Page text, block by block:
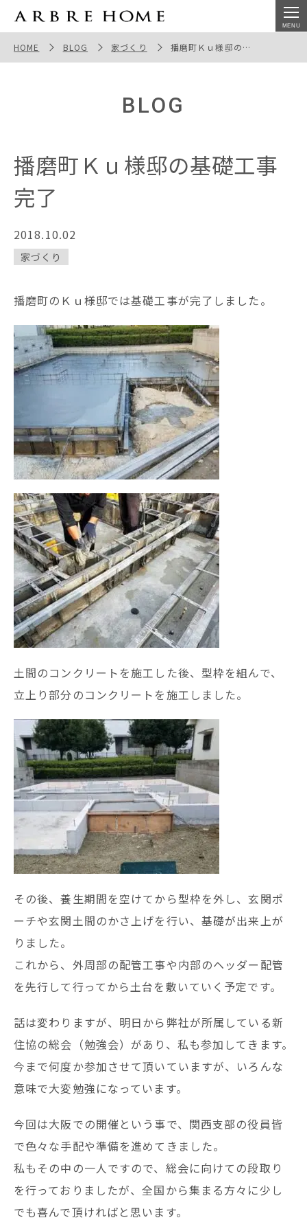
播磨町Ｋｕ様邸の基礎工事完了
HOME BLOG 家づくり 播磨町Ｋｕ様邸の基礎工事完了
BLOG
播磨町Ｋｕ様邸の基礎工事
完了
2018.10.02
家づくり
播磨町のＫｕ様邸では基礎工事が完了しました。
土間のコンクリートを施工した後、型枠を組んで、
立上り部分のコンクリートを施工しました。
その後、養生期間を空けてから型枠を外し、玄関ポ
ーチや玄関土間のかさ上げを行い、基礎が出来上が
りました。
これから、外周部の配管工事や内部のヘッダー配管
を先行して行ってから土台を敷いていく予定です。
話は変わりますが、明日から弊社が所属している新
住協の総会（勉強会）があり、私も参加してきます。
今まで何度か参加させて頂いていますが、いろんな
意味で大変勉強になっています。
今回は大阪での開催という事で、関西支部の役員皆
で色々な手配や準備を進めてきました。
私もその中の一人ですので、総会に向けての段取り
を行っておりましたが、全国から集まる方々に少し
でも喜んで頂ければと思います。